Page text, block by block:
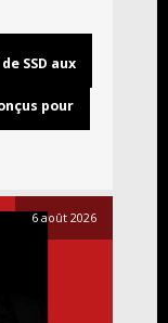
SSD aux
pour
6 août 2026